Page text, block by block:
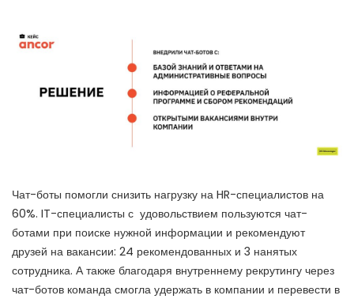
Чат-боты помогли снизить нагрузку на HR-специалистов на
60%. IT-специалисты с удовольствием пользуются чат-
ботами при поиске нужной информации и рекомендуют
друзей на вакансии: 24 рекомендованных и 3 нанятых
сотрудника. А также благодаря внутреннему рекрутингу через
чат-ботов команда смогла удержать в компании и перевести в